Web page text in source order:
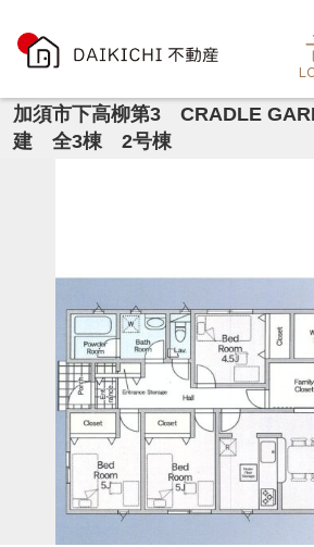
加須市下高柳第3 CRADLE
建 全3棟 2号棟